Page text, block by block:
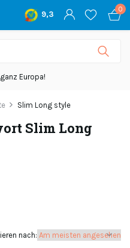
9,3
0
Europa!
Slim Long style
Slim Long
nach: